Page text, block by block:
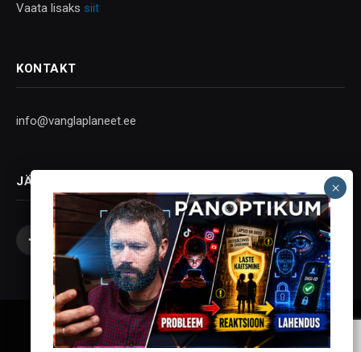
Vaata lisaks siit
KONTAKT
info@vanglaplaneet.ee
JÄLGI SOTSIAALMEEDIAS
Facebook
X
(Twitter)
InstagramYouTubeTelegram
Vanglaplaneet - Vastupanu Vaim